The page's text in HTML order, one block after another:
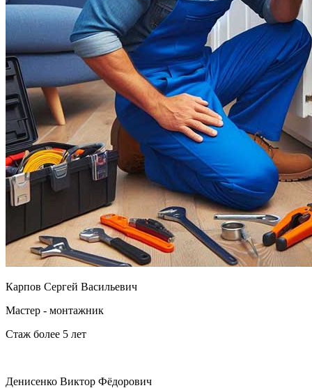
Карпов Сергей Васильевич
Мастер - монтажник
Стаж более 5 лет
Денисенко Виктор Фёдорович